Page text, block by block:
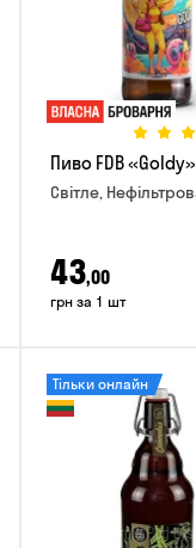
Пиво FDB
Світле,
43,00
грн за 1 шт
Тільки онлайн